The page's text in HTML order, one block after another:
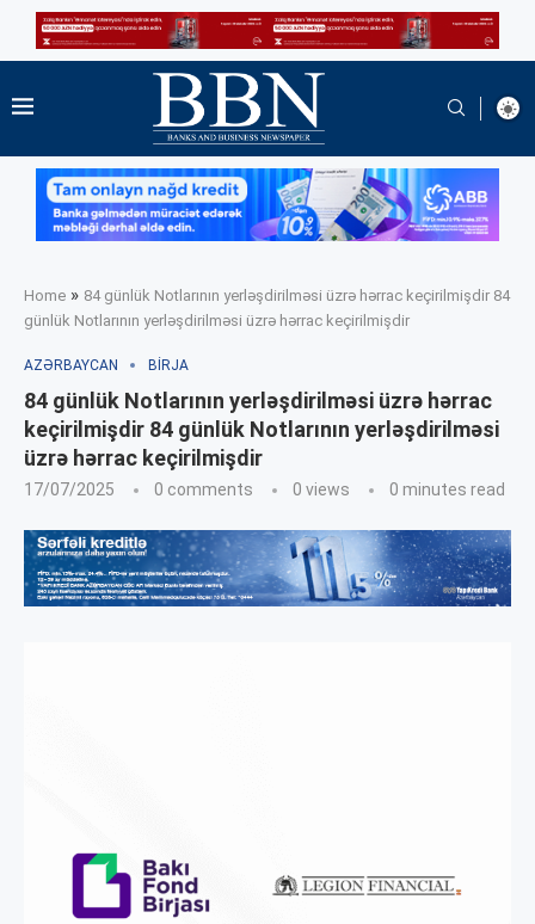
Home » 84 günlük Notlarının yerləşdirilməsi üzrə hərrac keçirilmişdir 84
günlük Notlarının yerləşdirilməsi üzrə hərrac keçirilmişdir
AZƏRBAYCAN BIRJA
84 günlük Notlarının yerləşdirilməsi üzrə hərrac
keçirilmişdir 84 günlük Notlarının yerləşdirilməsi
üzrə hərrac keçirilmişdir
17/07/2025 0 comments 0 views 0 minutes read